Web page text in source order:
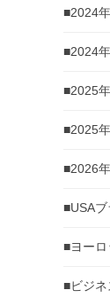
■2024
■2024
■2025
■2025
■2026
■USAブ
■ヨーロ
■ビジネ